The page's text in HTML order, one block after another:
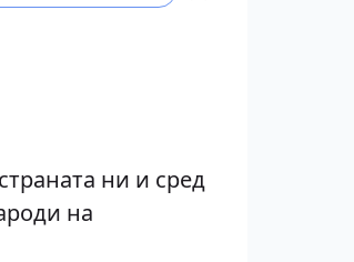
ни и сред
на